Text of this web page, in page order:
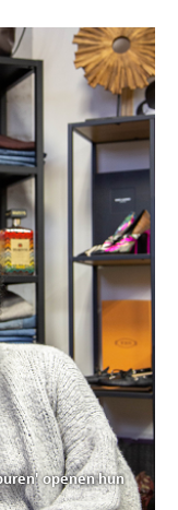
openen hun